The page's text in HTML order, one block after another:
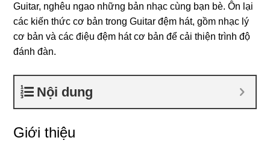
Guitar, nghêu ngao những bản nhạc cùng bạn bè. Ôn lại
các kiến thức cơ bản trong Guitar đệm hát, gồm nhạc lý
cơ bản và các điệu đệm hát cơ bản để cải thiện trình độ
đánh đàn.
Nội dung
Giới thiệu